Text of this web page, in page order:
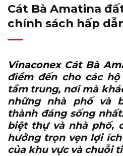
Cát Bà Amatina
chính sách hấp
Vinaconex Cát Bà
điểm đến cho các
tầm trung, nơi mà
những nhà phố và
thành đáng sống
biệt thự và nhà phố,
hưởng trọn vẹn lợi
của khu vực và chuỗi